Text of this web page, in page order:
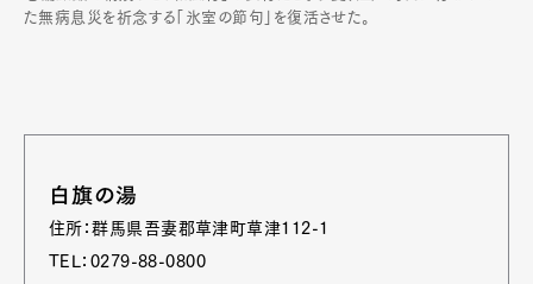
た無病息災を祈念する「氷室の節句」を復活させた。
白旗の湯
住所：群馬県吾妻郡草津町草津112-1
TEL：0279-88-0800